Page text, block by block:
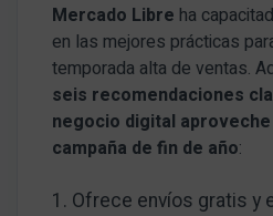
Mercado Libre ha
en las mejores prácticas
temporada alta de ventas.
seis recomendaciones
negocio digital
campaña de fin de año:
1. Ofrece envíos gratis y